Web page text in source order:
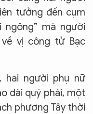
tưởng đến cụm
mà người
vị công tử Bạc
hai người phụ nữ
dài quý phái, một
phương Tây thời